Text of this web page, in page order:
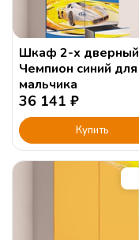
Шкаф 2-х дверный
Чемпион синий для
мальчика
36 141 ₽
Купить